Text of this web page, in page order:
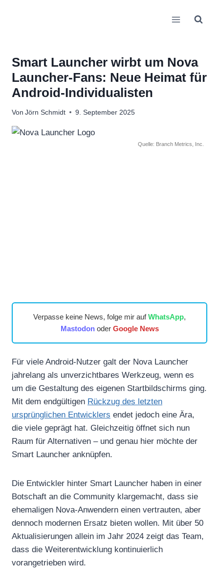
Smart Launcher wirbt um Nova
Launcher-Fans: Neue Heimat für
Android-Individualisten
Von Jörn Schmidt 9. September 2025
Quelle: Branch Metrics, Inc.
Verpasse keine News, folge mir aufWhatsApp,
Mastodonoder Google News
Für viele Android-Nutzer galt der Nova Launcher
jahrelang als unverzichtbares Werkzeug, wenn es
um die Gestaltung des eigenen Startbildschirms ging.
Mit dem endgültigen Rückzug des letzten
ursprünglichen Entwicklers endet jedoch eine Ära,
die viele geprägt hat. Gleichzeitig öffnet sich nun
Raum für Alternativen – und genau hier möchte der
Smart Launcher anknüpfen.
Die Entwickler hinter Smart Launcher haben in einer
Botschaft an die Community klargemacht, dass sie
ehemaligen Nova-Anwendern einen vertrauten, aber
dennoch modernen Ersatz bieten wollen. Mit über 50
Aktualisierungen allein im Jahr 2024 zeigt das Team,
dass die Weiterentwicklung kontinuierlich
vorangetrieben wird.